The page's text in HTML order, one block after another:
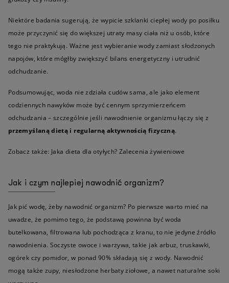
Niektóre badania sugerują, że wypicie szklanki ciepłej wody po posiłku
może przyczynić się do większej utraty masy ciała niż u osób, które
tego nie praktykują. Ważne jest wybieranie wody zamiast słodzonych
napojów, które mógłby zwiększyć bilans energetyczny i utrudnić
odchudzanie.
Podsumowując, woda nie zdziała cudów sama, ale jako element
codziennych nawyków może być cennym sprzymierzeńcem
odchudzania – szczególnie jeśli nawodnienie organizmu łączy się z
przemyślaną dietą i regularną aktywnością fizyczną.
Zobacz także: Jaka dieta dla otyłych? Zalecenia żywieniowe
Jak i czym najlepiej nawodnić organizm?
Jak pić wodę, żeby nawodnić organizm? Po pierwsze warto mieć na
uwadze, że pomimo tego, że podstawą powinna być woda
butelkowana, filtrowana lub pochodząca z kranu, to nie jedyne źródło
nawodnienia. Soczyste owoce i warzywa, takie jak arbuz, truskawki,
ogórek czy pomidor, w ponad 90% składają się z wody. Nawodnić
mogą także zupy, niesłodzone herbaty ziołowe, a nawet naturalne soki